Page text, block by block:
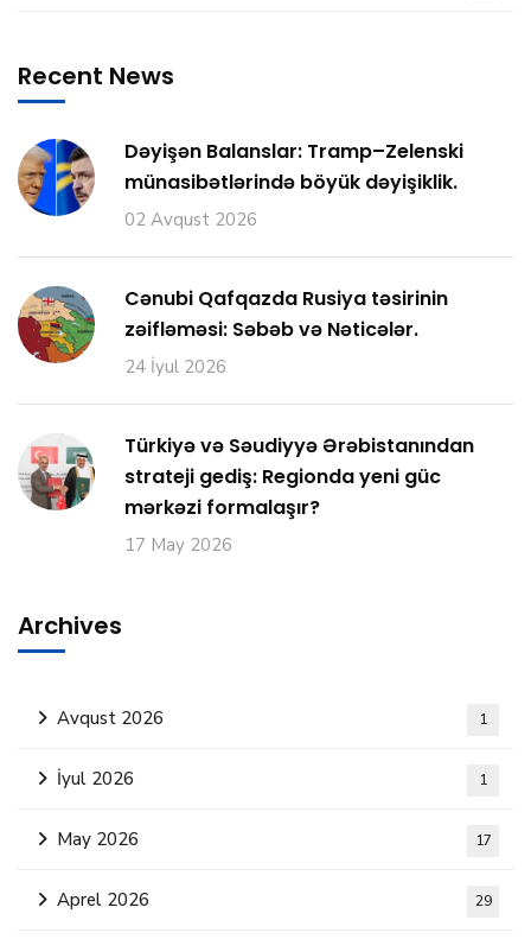
Recent News
Dəyişən Balanslar: Tramp–Zelenski
münasibətlərində böyük dəyişiklik.
02 Avqust 2026
Cənubi Qafqazda Rusiya təsirinin
zəifləməsi: Səbəb və Nəticələr.
24 İyul 2026
Türkiyə və Səudiyyə Ərəbistanından
strateji gediş: Regionda yeni güc
mərkəzi formalaşır?
17 May 2026
Archives
Avqust 2026 1
İyul 2026 1
May 2026 17
Aprel 2026 29